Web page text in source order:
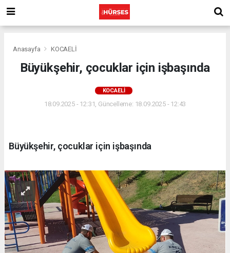
Anasayfa KOCAELİ
Büyükşehir, çocuklar için işbaşında
KOCAELİ
18.09.2025 - 12:31, Güncelleme: 18.09.2025 - 12:43
Büyükşehir, çocuklar için işbaşında